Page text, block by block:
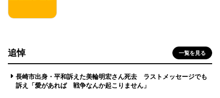
追悼 一覧を見る
長崎市出身・平和訴えた美輪明宏さん死去 ラストメッセージでも
訴え「愛があれば 戦争なんか起こりません」